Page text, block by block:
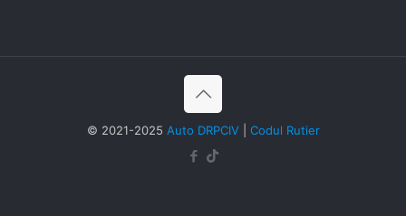
© 2021-2025 Auto DRPCIV| Codul Rutier